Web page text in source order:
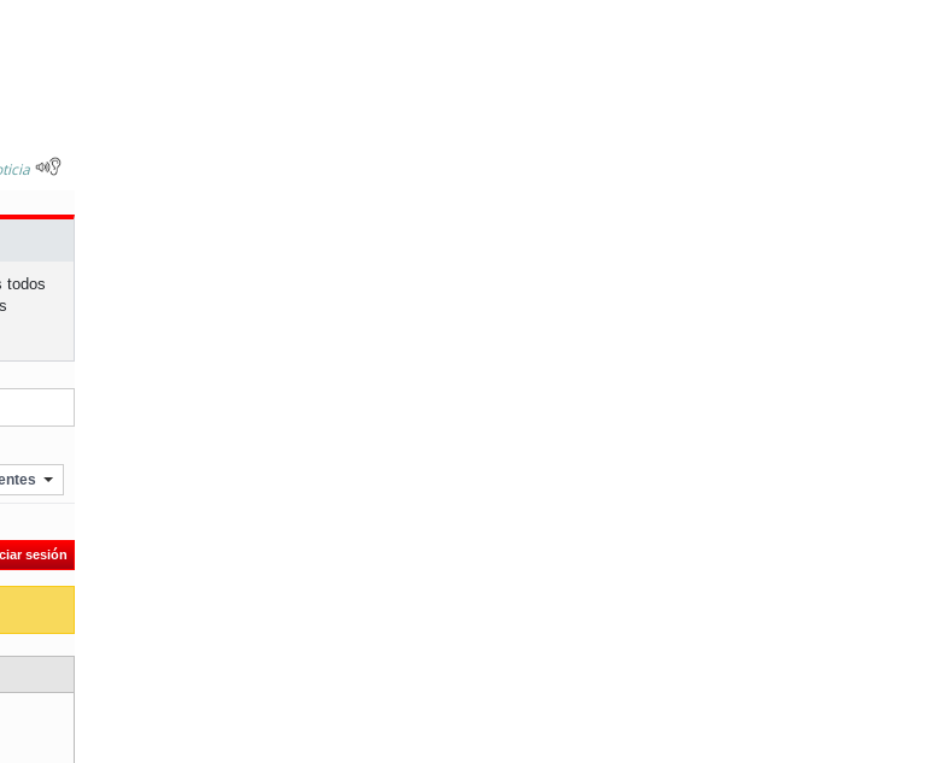
todos
sesión